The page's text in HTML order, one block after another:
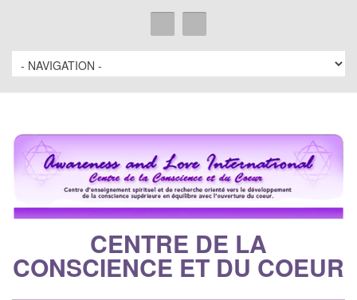
CENTRE DE LA
CONSCIENCE ET DU COEUR